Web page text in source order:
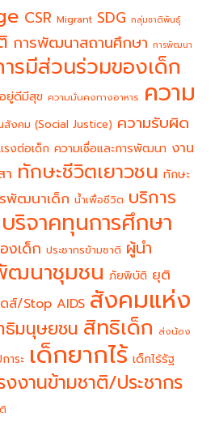
CSR Migrant SDG กลุ่มชาติพันธุ์
การพัฒนาสถานศึกษา การพัฒนา
รมีส่วนร่วมของเด็ก
ยู่ดีมีสุข ความมั่นคงทางอาหาร ความ
สังคม (Social Justice) ความรับผิด
รงต่อเด็ก ความเชื่อและการพัฒนา งาน
ทักษะชีวิตเยาวชน ทักษะ
พัฒนาเด็ก น้ำเพื่อชีวิต บริการ
บริจาคทุนการศึกษา
งเด็ก ประชากรข้ามชาติ ผู้นำ
ฒนาชุมชน ภัยพิบัติ ยุติ
ส์/Stop AIDS สังคมแห่ง
ธิมนุษยชน สิทธิเด็ก ส่งน้อง
าระ เด็กยากไร้ เด็กไร้รัฐ
งงานข้ามชาติ/ประชากร